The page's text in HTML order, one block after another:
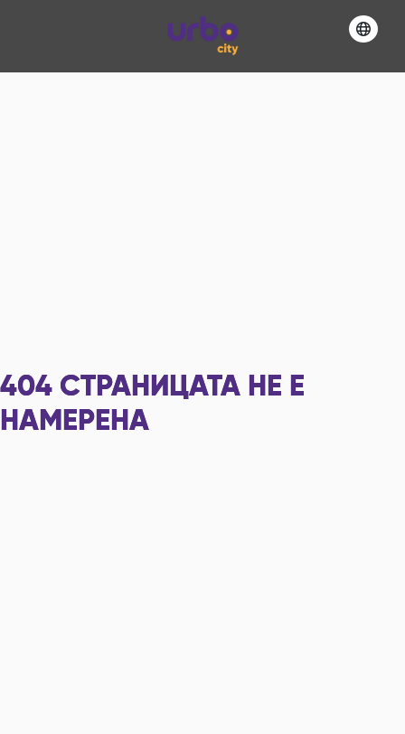
404 СТРАНИЦАТА НЕ Е
НАМЕРЕНА